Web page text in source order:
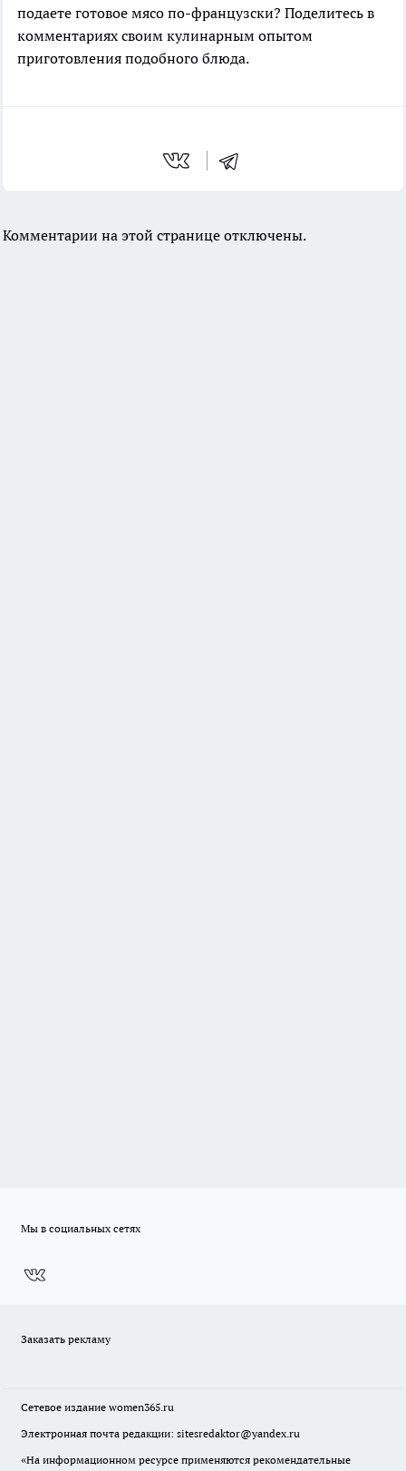
подаете готовое мясо по-французски? Поделитесь в
комментариях своим кулинарным опытом
приготовления подобного блюда.
Комментарии на этой странице отключены.
Мы в социальных сетях
Заказать рекламу
Сетевое издание women365.ru
Электронная почта редакции: sitesredaktor@yandex.ru
«На информационном ресурсе применяются рекомендательные